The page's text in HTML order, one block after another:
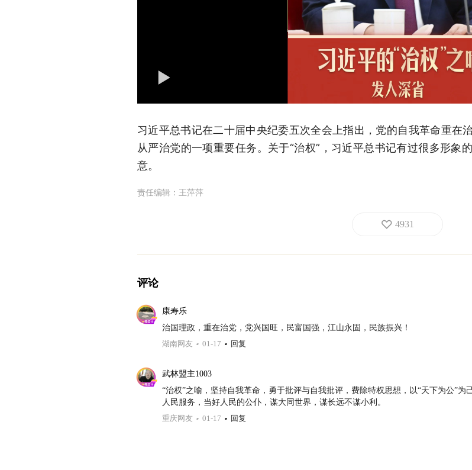
习近平总书记在二十届中央纪委五次全会上指出，党的自我革命重在
从严治党的一项重要任务。关于“治权”，习近平总书记有过很多形象
意。
责任编辑： 王萍萍
4931
评论
康寿乐
治国理政，重在治党，党兴国旺，民富国强，江山永固，民族振兴！
湖南网友
01-17 回复
武林盟主1003
“治权”之喻，坚持自我革命，勇于批评与自我批评，费除特权思想，以“天下为公”
人民服务，当好人民的公仆，谋大同世界，谋长远不谋小利。
重庆网友
01-17 回复